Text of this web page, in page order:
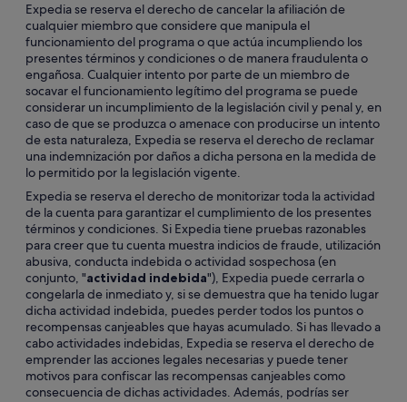
Expedia se reserva el derecho de cancelar la afiliación de
cualquier miembro que considere que manipula el
funcionamiento del programa o que actúa incumpliendo los
presentes términos y condiciones o de manera fraudulenta o
engañosa. Cualquier intento por parte de un miembro de
socavar el funcionamiento legítimo del programa se puede
considerar un incumplimiento de la legislación civil y penal y, en
caso de que se produzca o amenace con producirse un intento
de esta naturaleza, Expedia se reserva el derecho de reclamar
una indemnización por daños a dicha persona en la medida de
lo permitido por la legislación vigente.
Expedia se reserva el derecho de monitorizar toda la actividad
de la cuenta para garantizar el cumplimiento de los presentes
términos y condiciones. Si Expedia tiene pruebas razonables
para creer que tu cuenta muestra indicios de fraude, utilización
abusiva, conducta indebida o actividad sospechosa (en
conjunto, "actividad indebida"), Expedia puede cerrarla o
congelarla de inmediato y, si se demuestra que ha tenido lugar
dicha actividad indebida, puedes perder todos los puntos o
recompensas canjeables que hayas acumulado. Si has llevado a
cabo actividades indebidas, Expedia se reserva el derecho de
emprender las acciones legales necesarias y puede tener
motivos para confiscar las recompensas canjeables como
consecuencia de dichas actividades. Además, podrías ser